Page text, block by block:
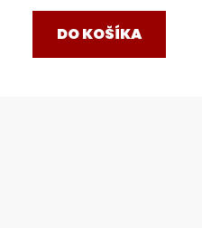
DO KOŠÍKA